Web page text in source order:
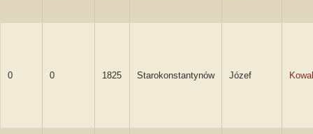
0 0 1825 Starokonstantynów Józef